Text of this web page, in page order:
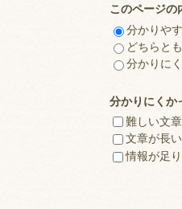
このページの
分かりや
どちらと
分かりに
分かりにくか
難しい文
文章が長い
情報が足